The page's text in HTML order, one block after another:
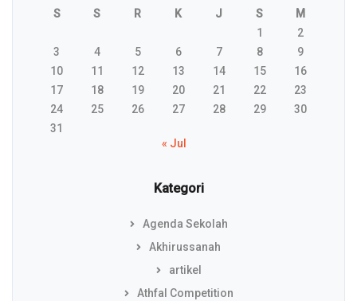
S
S R K J S
M
1
2
3
4 5 6 7 8
9
10
11 12 13 14 15
16
17
18 19 20 21 22
23
24
25 26 27 28 29
30
31
« Jul
Kategori
Agenda Sekolah
Akhirussanah
artikel
Athfal Competition